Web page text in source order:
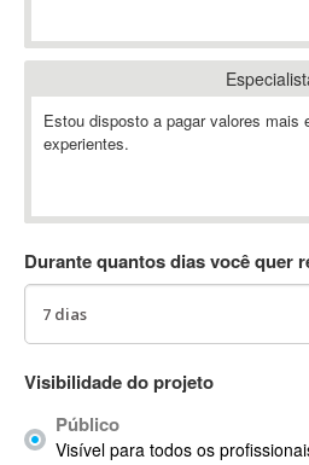
Ableton Push
Abstract
Abstract Window Toolkit (AWT)
Absynth
AC3
AccountMate
ACDSee
ACID Pro
ACPI
Acrobat X
Estou disposto a pagar valores mais
experientes.
Durante quantos dias você quer
Visibilidade do projeto
Público
Visível para todos os